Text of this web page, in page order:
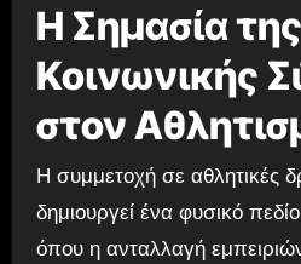
Η Σημασία της
Κοινωνικής
στον
Η συμμετοχή σε αθλητικές
δημιουργεί ένα φυσικό
όπου η ανταλλαγή